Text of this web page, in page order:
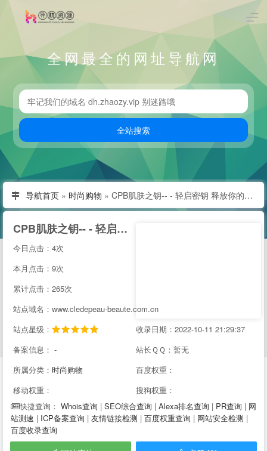
全网最全的网址导航网
导航首页 » 时尚购物 » CPB肌肤之钥-- - 轻启密钥 释放你的美 -cle de peau beaute CPB中国-- | Clé de Peau Beauté
CPB肌肤之钥-- - 轻启密钥 释放你的美 -cle de peau beaute CPB中国-- | Clé de Peau Beauté
今日点击：4次
本月点击：9次
累计点击：265次
站点域名：www.cledepeau-beaute.com.cn
站点星级：
收录日期：2022-10-11 21:29:37
备案信息： -
站长ＱＱ：暂无
所属分类： 时尚购物
百度权重：
移动权重：
搜狗权重：
快捷查询： Whois查询 | SEO综合查询 | Alexa排名查询 | PR查询 | 网
站测速 | ICP备案查询 | 友情链接检测 | 百度权重查询 | 网站安全检测 |
百度收录查询